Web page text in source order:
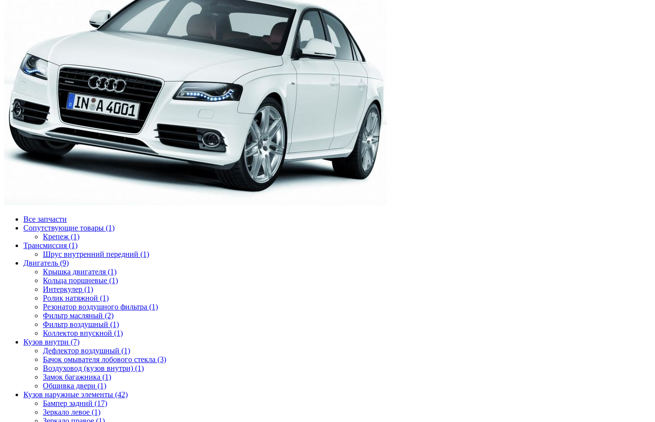
Все запчасти
Сопутствующие товары (1)
Крепеж (1)
Трансмиссия (1)
Шрус внутренний передний (1)
Двигатель (9)
Крышка двигателя (1)
Кольца поршневые (1)
Интеркулер (1)
Ролик натяжной (1)
Резонатор воздушного фильтра (1)
Фильтр масляный (2)
Фильтр воздушный (1)
Коллектор впускной (1)
Кузов внутри (7)
Дефлектор воздушный (1)
Бачок омывателя лобового стекла (3)
Воздуховод (кузов внутри) (1)
Замок багажника (1)
Обшивка двери (1)
Кузов наружные элементы (42)
Бампер задний (17)
Зеркало левое (1)